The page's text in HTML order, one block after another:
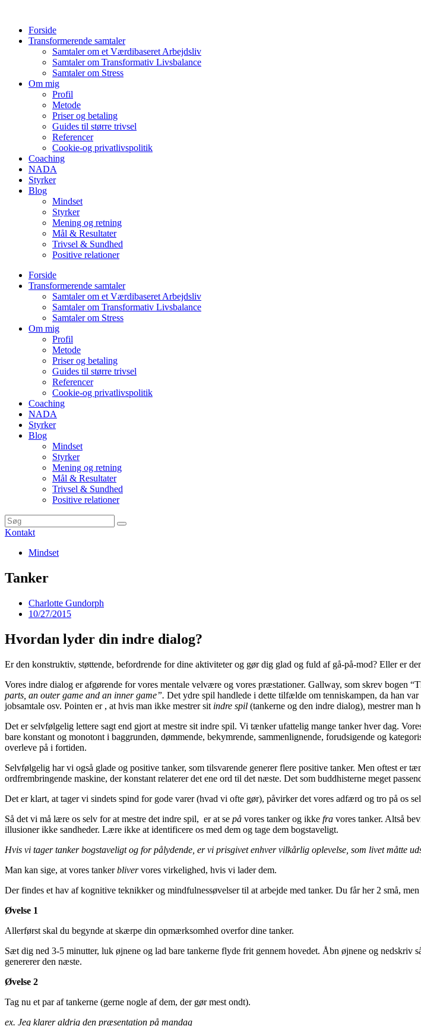
indholdForside
Transformerende samtaler
Samtaler om et Værdibaseret Arbejdsliv
Samtaler om Transformativ Livsbalance
Samtaler om Stress
Om mig
Profil
Metode
Priser og betaling
Guides til større trivsel
Referencer
Cookie-og privatlivspolitik
Coaching
NADA
Styrker
Blog
Mindset
Styrker
Mening og retning
Mål & Resultater
Trivsel & Sundhed
Positive relationer
Forside
Transformerende samtaler
Samtaler om et Værdibaseret Arbejdsliv
Samtaler om Transformativ Livsbalance
Samtaler om Stress
Om mig
Profil
Metode
Priser og betaling
Guides til større trivsel
Referencer
Cookie-og privatlivspolitik
Coaching
NADA
Styrker
Blog
Mindset
Styrker
Mening og retning
Mål & Resultater
Trivsel & Sundhed
Positive relationer
Kontakt
Mindset
Tanker
Charlotte Gundorph
10/27/2015
Hvordan lyder din indre dialog?
Er den konstruktiv, støttende, befordrende for dine aktiviteter og gør dig glad og fuld af gå-på-mod? Eller er
Vores indre dialog er afgørende for vores mentale velvære og vores præstationer. Gallway, som skrev bogen
parts, an outer game and an inner game”. Det ydre spil handlede i dette tilfælde om tenniskampen, da han
jobsamtale osv. Pointen er , at hvis man ikke mestrer sit indre spil (tankerne og den indre dialog) mestrer man
Det er selvfølgelig lettere sagt end gjort at mestre sit indre spil. Vi tænker ufattelig mange tanker hver dag.
bare konstant og monotont i baggrunden, dømmende, bekymrende, sammenlignende, forudsigende og
overleve på i fortiden.
Selvfølgelig har vi også glade og positive tanker, som tilsvarende generer flere positive tanker. Men oftest er
ordfrembringende maskine, der konstant relaterer det ene ord til det næste. Det som buddhisterne meget
Det er klart, at tager vi sindets spind for gode varer (hvad vi ofte gør), påvirker det vores adfærd og tro på os
Så det vi må lære os selv for at mestre det indre spil, er at se på vores tanker og ikke fra vores tanker. Altså
illusioner ikke sandheder. Lære ikke at identificere os med dem og tage dem bogstaveligt.
Hvis vi tager tanker bogstaveligt og for pålydende, er vi prisgivet enhver vilkårlig oplevelse, som livet måtte
Man kan sige, at vores tankerblivervores virkelighed, hvis vi lader dem.
Der findes et hav af kognitive teknikker og mindfulnessøvelser til at arbejde med tanker. Du får her 2 små,
Øvelse 1
Allerførst skal du begynde at skærpe din opmærksomhed overfor dine tanker.
Sæt dig ned 3-5 minutter, luk øjnene og lad bare tankerne flyde frit gennem hovedet. Åbn øjnene og nedskriv
genererer den næste.
Øvelse 2
Tag nu et par af tankerne (gerne nogle af dem, der gør mest ondt).
ex. Jeg klarer aldrig den præsentation på mandag